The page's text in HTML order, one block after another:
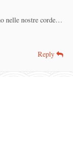
nelle nostre corde…
Reply